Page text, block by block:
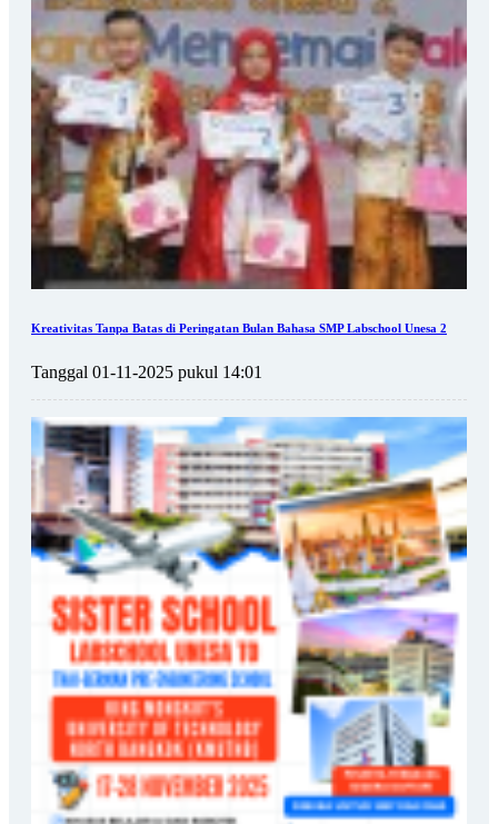
Kreativitas Tanpa Batas di Peringatan Bulan Bahasa SMP Labschool Unesa 2
Tanggal 01-11-2025 pukul 14:01